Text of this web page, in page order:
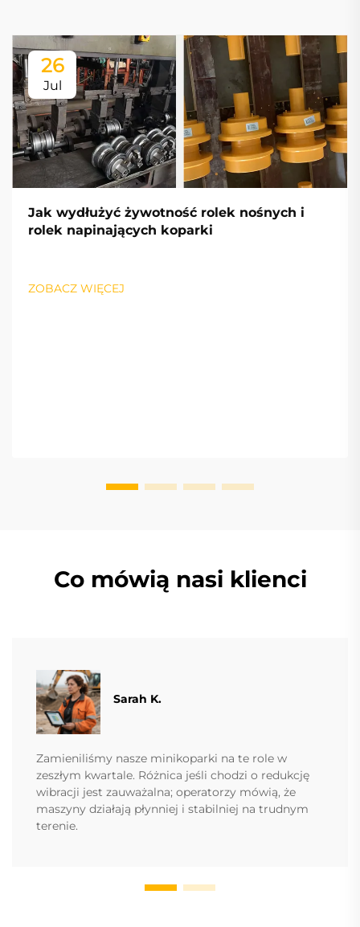
26
Jul
Jak wydłużyć żywotność rolek nośnych i
rolek napinających koparki
ZOBACZ WIĘCEJ
Co mówią nasi klienci
Sarah K.
Zamieniliśmy nasze minikoparki na te role w
zeszłym kwartale. Różnica jeśli chodzi o redukcję
wibracji jest zauważalna; operatorzy mówią, że
maszyny działają płynniej i stabilniej na trudnym
terenie.